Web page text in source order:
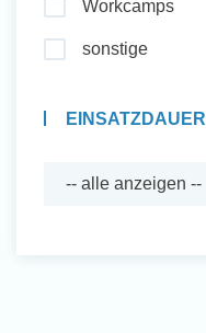
Workcamps
sonstige
EINSATZDAUER